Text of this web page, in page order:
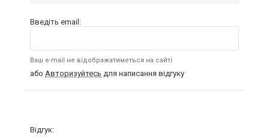
Введіть email:
Ваш e-mail не відображатиметься на сайті
або Авторизуйтесь для написання відгуку
Відгук: